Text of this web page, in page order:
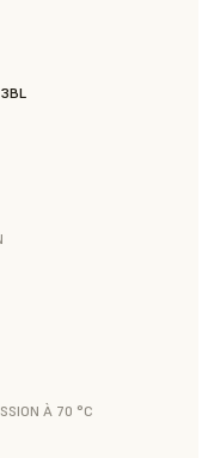
À 70 °C